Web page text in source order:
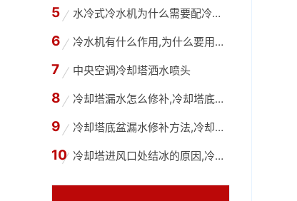
水冷式冷水机为什么需要配冷却塔,冷水机和冷却
冷水机有什么作用,为什么要用冷水机？
中央空调冷却塔洒水喷头
冷却塔漏水怎么修补,冷却塔底部漏水用什么胶水
冷却塔底盆漏水修补方法,冷却塔底盘为什么会漏
冷却塔进风口处结冰的原因,冷却塔进风口处结冰